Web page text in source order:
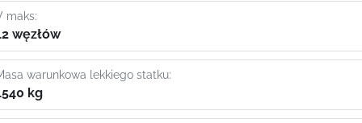
maks:
węzłów
warunkowa lekkiego statku:
kg